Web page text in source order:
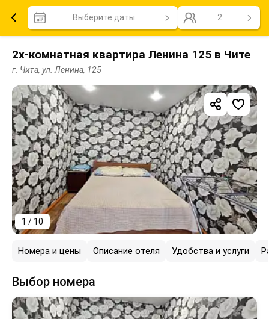
Выберите даты 2
2х-комнатная квартира Ленина 125 в Чите
г. Чита, ул. Ленина, 125
1 / 10
Номера и цены Описание отеля Удобства и услуги
Выбор номера